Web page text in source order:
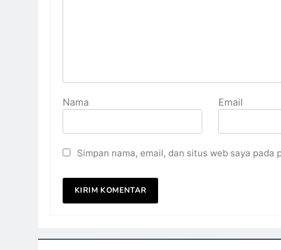
Nama Email
Simpan nama, email, dan situs web saya